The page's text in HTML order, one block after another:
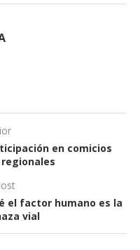
en comicios
el factor humano es la
vial